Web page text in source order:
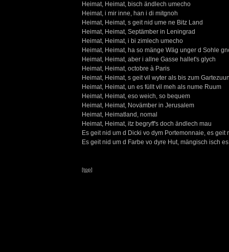
Heimat, Heimat, bisch ändlech umecho
Heimat, i mir inne, han i di mitgnoh
Heimat, Heimat, s geit nid ume ne Bitz Land
Heimat, Heimat, Septämber in Leningrad
Heimat, Heimat, i bi zimlech umecho
Heimat, Heimat, ha so mänge Wäg unger d Sohle
Heimat, Heimat, aber i allne Gasse hallet's glych
Heimat, Heimat, octobre à Paris
Heimat, Heimat, s geit vil wyter als bis zum
Heimat, Heimat, un es füllt vil meh als nume Ruum
Heimat, Heimat, eso weich, so bequem
Heimat, Heimat, Novämber in Jerusalem
Heimat, Heimatland, nomal
Heimat, Heimat, itz begryff's doch ändlech mau
Es geit nid um d Dicki vo dym Portemonnaie, es geit
Es geit nid um d Farbe vo dyre Hut, mängisch isch
[top]